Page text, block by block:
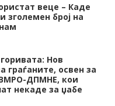
веце – Каде
зголемен број на
Нов
граѓаните, освен за
ДПМНЕ, кои
некаде за џабе